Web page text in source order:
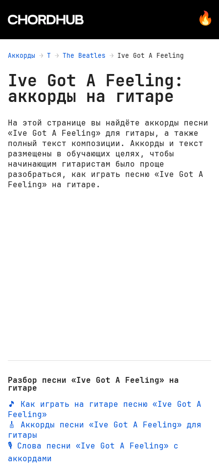
Аккорды T The Beatles Ive Got A Feeling
Ive Got A Feeling:
аккорды на гитаре
На этой странице вы найдёте аккорды песни
«Ive Got A Feeling» для гитары, а также
полный текст композиции. Аккорды и текст
размещены в обучающих целях, чтобы
начинающим гитаристам было проще
разобраться, как играть песню «Ive Got A
Feeling» на гитаре.
Разбор песни «Ive Got A Feeling» на
гитаре
🎵 Как играть на гитаре песню «Ive Got A
Feeling»
🎸 Аккорды песни «Ive Got A Feeling» для
гитары
🎙️ Слова песни «Ive Got A Feeling» с
аккордами